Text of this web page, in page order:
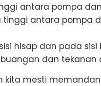
antara pompa
tinggi antara pompa
hisap dan pada sisi
dan
kita mesti